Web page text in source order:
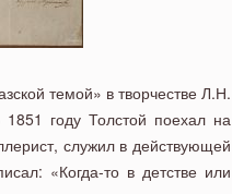
темой» в творчестве Л.Н.
году Толстой поехал на
служил в действующей
«Когда-то в детстве или